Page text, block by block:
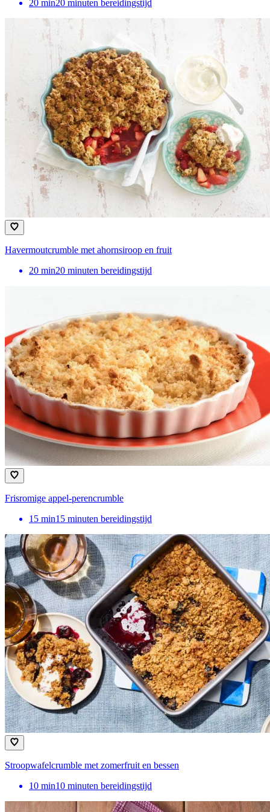
20 min20 minuten bereidingstijd
Havermoutcrumble met ahornsiroop en fruit
20 min20 minuten bereidingstijd
Frisromige appel-perencrumble
15 min15 minuten bereidingstijd
Stroopwafelcrumble met zomerfruit en bessen
10 min10 minuten bereidingstijd